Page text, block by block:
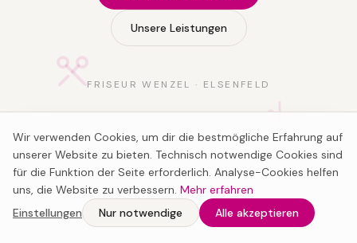
Unsere Leistungen
FRISEUR WENZEL · ELSENFELD
Wir verwenden Cookies, um dir die bestmögliche Erfahrung auf
unserer Website zu bieten. Technisch notwendige Cookies sind
für die Funktion der Seite erforderlich. Analyse-Cookies helfen
uns, die Website zu verbessern. Mehr erfahren
Einstellungen
Nur notwendige Alle akzeptieren